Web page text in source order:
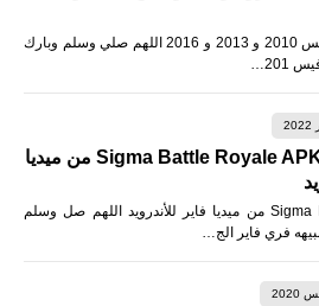
تحميل تعريب مايكروسوفت أوفيس 2010 و 2013 و 2016 اللهم صلي وسلم وبارك
تنزيل لعبة Sigma Battle Royale APK من ميديا
تنزيل لعبة Sigma Battle Royale APK من ميديا فاير للأندرويد اللهم صل وسلم
فري فاير الج…